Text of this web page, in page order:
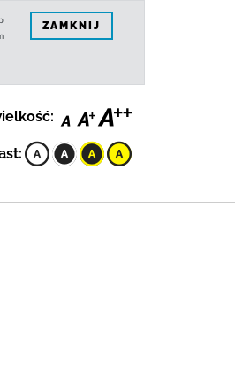
ZAMKNIJ